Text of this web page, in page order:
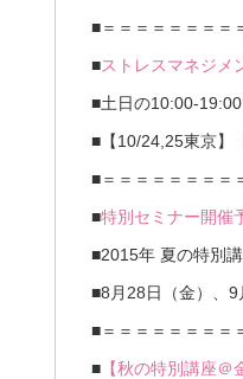
■＝＝＝＝＝＝＝＝
■ストレスマネジメ
■土日の10:00-
■【10/24,25東京】
■＝＝＝＝＝＝＝＝
■特別セミナー開催
■2015年 夏の特別
■8月28日（金）、9
■＝＝＝＝＝＝＝＝
■ 【秋の特別講座